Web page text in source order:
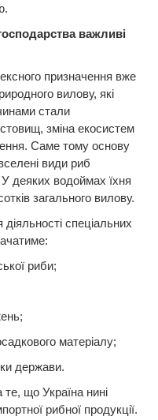
важливі
призначення вже
вилову, які
стали
зміна екосистем
Саме тому основу
види риб
деяких водоймах їхня
загального вилову.
спеціальних
риби;
матеріалу;
держави.
що Україна нині
рибної продукції.